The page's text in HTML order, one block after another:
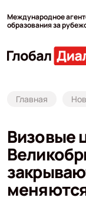
Международное
образования за
Главная
Визовые